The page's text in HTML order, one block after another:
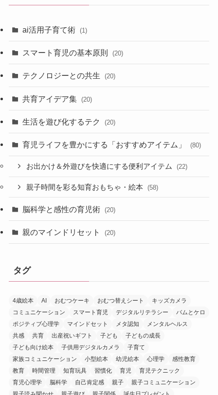
ai活用子育て術 (1)
スマート育児の基本原則 (20)
テクノロジーとの共生 (20)
共育アイデア集 (20)
生活を遊び化するテク (20)
育児ライフを豊かにする「おすすめアイテム」 (80)
お出かけ＆外遊びを快適にする便利アイテム (22)
親子時間を彩る知育おもちゃ・絵本 (58)
脳科学と感性の育児術 (20)
親のマインドリセット (20)
タグ
4歳絵本 AI おむつケーキ おむつ替えシート
キッズカメラ
コミュニケーション
スマート育児 デジタルリテラシー
バムとケロ
ポジティブ心理学
マインドセット メタ認知
メンタルヘルス
共感
共育 出産祝いギフト 子ども
子どもの成長
子ども向け絵本
子供用デジタルカメラ
子育て
家族コミュニケーション
小型絵本 幼児絵本 心理学
感性教育
教育
時間管理 知育玩具 習慣化 育児
育児テクニック
育児心理学
脳科学 自己肯定感 親子
親子コミュニケーション